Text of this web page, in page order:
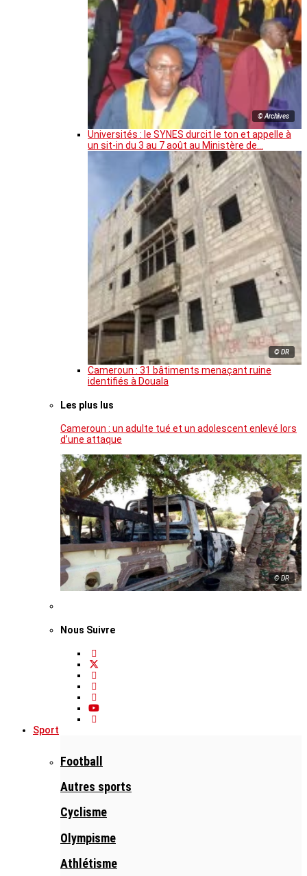
© Archives
Universités : le SYNES durcit le ton et appelle à
un sit-in du 3 au 7 août au Ministère de…
© DR
Cameroun : 31 bâtiments menaçant ruine
identifiés à Douala
Les plus lus
Cameroun : un adulte tué et un adolescent enlevé lors
d’une attaque
© DR
Nous Suivre
Sport
Football
Autres sports
Cyclisme
Olympisme
Athlétisme